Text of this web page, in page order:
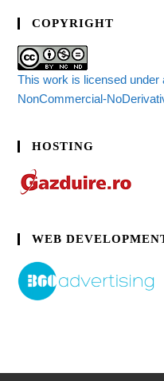
COPYRIGHT
This work is licensed
NonCommercial-
HOSTING
WEB